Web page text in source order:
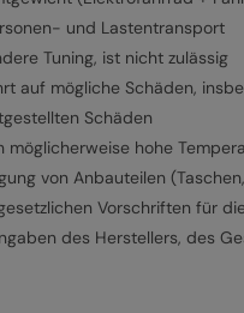
und Lastentransport
Tuning, ist nicht zulässig
auf mögliche Schäden,
Schäden
hohe
von Anbauteilen
Vorschriften für
des Herstellers, des